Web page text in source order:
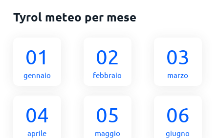
Tyrol meteo per mese
01
gennaio
02
febbraio
03
marzo
04
aprile
05
maggio
06
giugno